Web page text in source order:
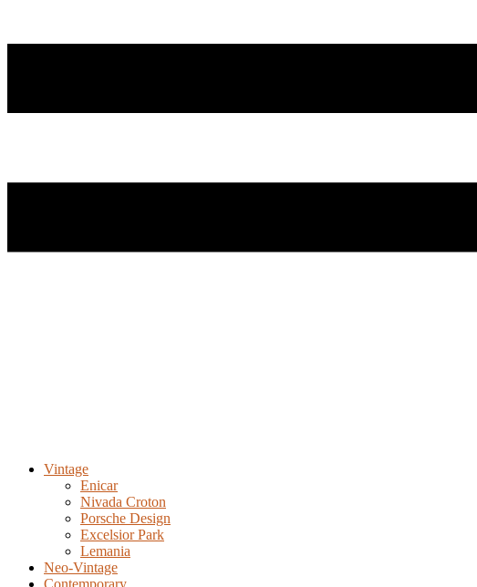
Vintage
Enicar
Nivada Croton
Porsche Design
Excelsior Park
Lemania
Neo-Vintage
Contemporary